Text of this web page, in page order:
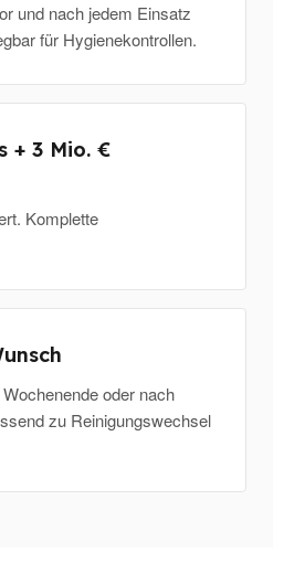
und nach jedem Einsatz
für Hygienekontrollen.
+ 3 Mio. €
Komplette
oder nach
zu Reinigungswechsel